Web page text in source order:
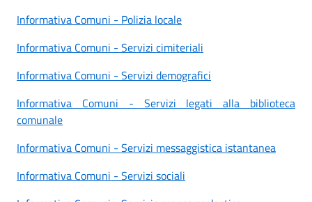
Informativa Comuni - Polizia locale
Informativa Comuni - Servizi cimiteriali
Informativa Comuni - Servizi demografici
Informativa Comuni - Servizi legati alla biblioteca
comunale
Informativa Comuni - Servizi messaggistica istantanea
Informativa Comuni - Servizi sociali